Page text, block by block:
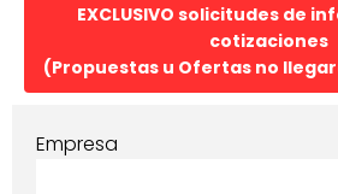
EXCLUSIVO solicitudes de
cotizaciones
(Propuestas u Ofertas no
Empresa